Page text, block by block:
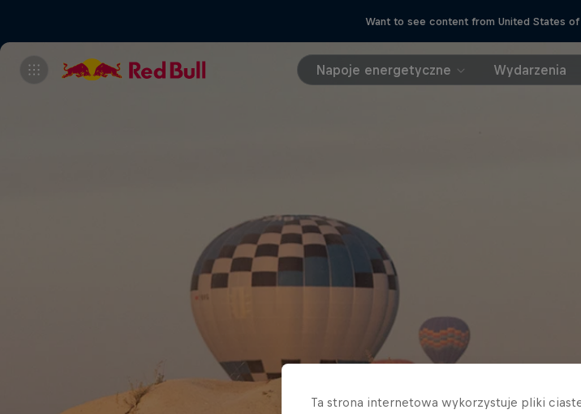
Want to see content from United States of
Napoje energetyczne Wydarzenia
Ta strona internetowa wykorzystuje pliki